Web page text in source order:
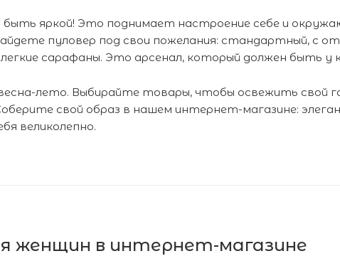
быть яркой! Это поднимает настроение себе и
пуловер под свои пожелания: стандартный, с
сарафаны. Это арсенал, который должен быть у
лето. Выбирайте товары, чтобы освежить свой
свой образ в нашем интернет-магазине:
великолепно.
женщин в интернет-магазине